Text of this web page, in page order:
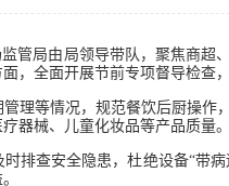
管局由局领导带队，聚焦商超
，全面开展节前专项督导检查
等情况，规范餐饮后厨操作
器械、儿童化妆品等产品质量。
查安全隐患，杜绝设备“带病